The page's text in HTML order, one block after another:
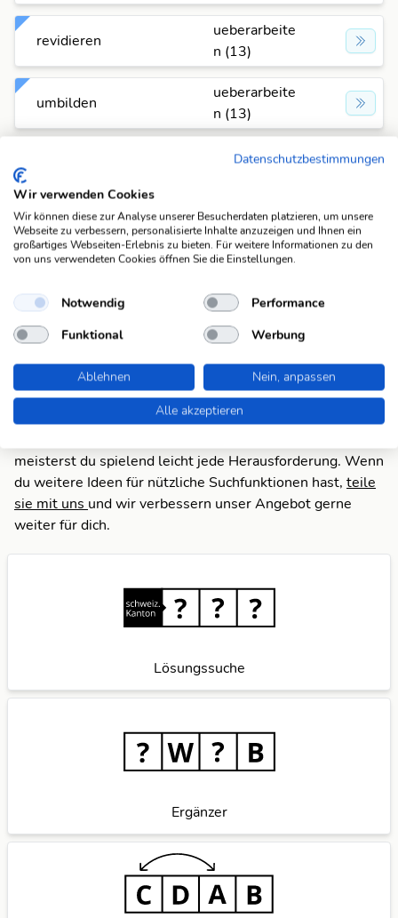
revidieren
ueberarbeite
n (13)
umbilden
ueberarbeite
n (13)
ueberarbeite
umgestalten
ueberarbeite
n (13)
wenden
n (13)
Die KWDB ist dein zuverlässiger Partner für
verschiedene Arten von Rätseln, darunter Schüttelrätsel,
Anagramme, Brückenrätsel, Schwedenrätsel und
meisterst du spielend leicht jede Herausforderung. Wenn
du weitere Ideen für nützliche Suchfunktionen hast, teile
sie mit uns und wir verbessern unser Angebot gerne
weiter für dich.
Lösungssuche
Ergänzer
Datenschutzbestimmungen
Wir verwenden Cookies
Wir können diese zur Analyse unserer Besucherdaten platzieren, um unsere
Webseite zu verbessern, personalisierte Inhalte anzuzeigen und Ihnen ein
großartiges Webseiten-Erlebnis zu bieten. Für weitere Informationen zu den
von uns verwendeten Cookies öffnen Sie die Einstellungen.
Notwendig
Performance
Funktional
Werbung
Ablehnen
Nein, anpassen
Alle akzeptieren